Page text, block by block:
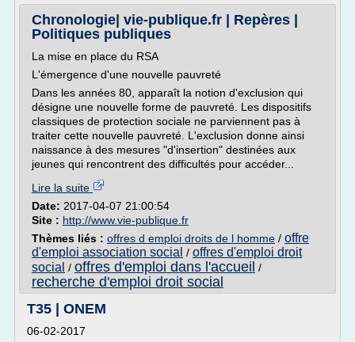
Chronologie| vie-publique.fr | Repères |
Politiques publiques
La mise en place du RSA
L'émergence d'une nouvelle pauvreté
Dans les années 80, apparaît la notion d'exclusion qui
désigne une nouvelle forme de pauvreté. Les dispositifs
classiques de protection sociale ne parviennent pas à
traiter cette nouvelle pauvreté. L'exclusion donne ainsi
naissance à des mesures "d'insertion" destinées aux
jeunes qui rencontrent des difficultés pour accéder...
Lire la suite
Date: 2017-04-07 21:00:54
Site : http://www.vie-publique.fr
Thèmes liés : offres d emploi droits de l homme / offre
d'emploi association social / offres d'emploi droit
social / offres d'emploi dans l'accueil /
recherche d'emploi droit social
T35 | ONEM
06-02-2017